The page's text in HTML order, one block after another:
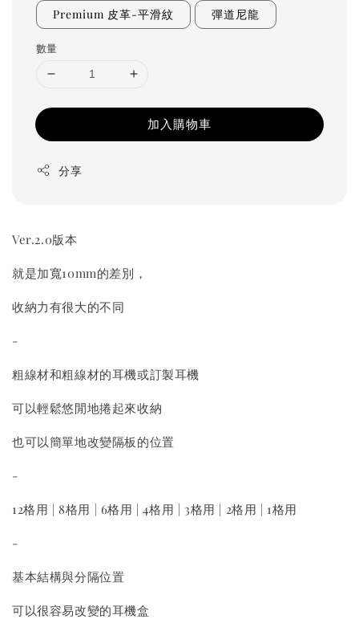
Premium 皮革-平滑紋 彈道尼龍
數量
加入購物車
分享
Ver.2.0版本
就是加寬10mm的差別，
收納力有很大的不同
-
粗線材和粗線材的耳機或訂製耳機
可以輕鬆悠閒地捲起來收納
也可以簡單地改變隔板的位置
-
12格用 | 8格用 | 6格用 | 4格用 | 3格用 | 2格用 | 1格用
-
基本結構與分隔位置
可以很容易改變的耳機盒